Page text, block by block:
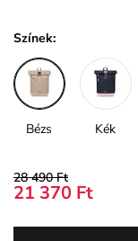
Színek:
Bézs Kék
28 490 Ft
21 370 Ft